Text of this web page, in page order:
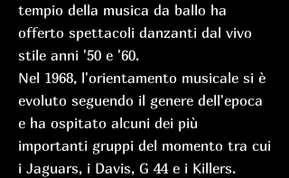
tempio della musica da ballo ha
offerto spettacoli danzanti dal vivo
stile anni '50 e '60.
Nel 1968, l'orientamento musicale si è
evoluto seguendo il genere dell'epoca
e ha ospitato alcuni dei più
importanti gruppi del momento tra cui
i Jaguars, i Davis, G 44 e i Killers.